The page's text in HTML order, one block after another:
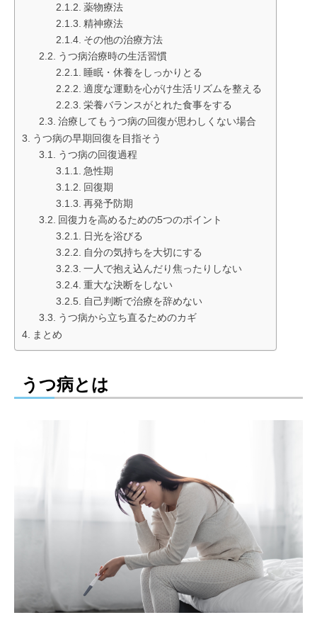
薬物療法
精神療法
その他の治療方法
うつ病治療時の生活習慣
睡眠・休養をしっかりとる
適度な運動を心がけ生活リズムを整える
栄養バランスがとれた食事をする
治療してもうつ病の回復が思わしくない場合
うつ病の早期回復を目指そう
うつ病の回復過程
急性期
回復期
再発予防期
回復力を高めるための5つのポイント
日光を浴びる
自分の気持ちを大切にする
一人で抱え込んだり焦ったりしない
重大な決断をしない
自己判断で治療を辞めない
うつ病から立ち直るためのカギ
まとめ
うつ病とは